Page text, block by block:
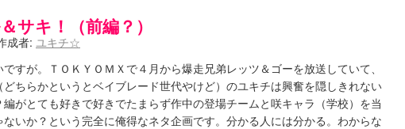
サキ！（前編？）
成者: ユキチ☆
すが。ＴＯＫＹＯＭＸで４月から爆走兄弟レッツ＆ゴーを放送していて、
ちらかというとベイブレード世代やけど）のユキチは興奮を隠しきれない
がとても好きで好きでたまらず作中の登場チームと咲キャラ（学校）を当
いか？という完全に俺得なネタ企画です。分かる人には分かる。わからな